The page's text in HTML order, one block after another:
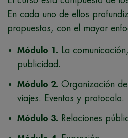
En cada uno de ellos
propuestos, con el mayor
Módulo 1. La
publicidad.
Módulo 2. Organización
viajes. Eventos y protocolo.
Módulo 3. Relaciones